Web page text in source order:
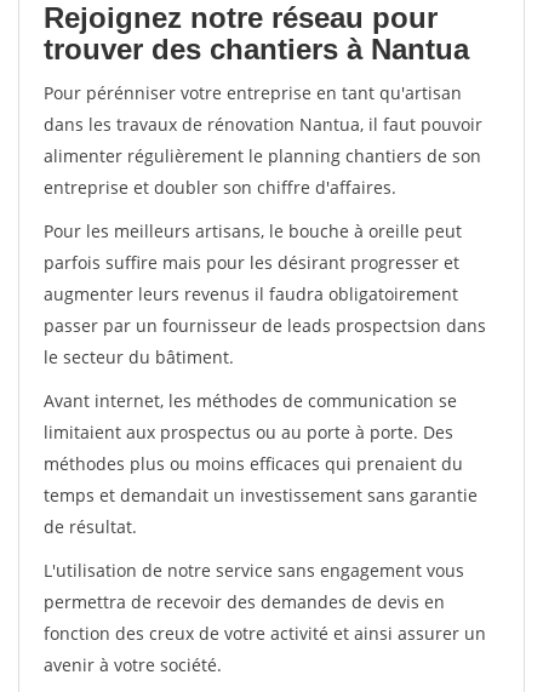
Rejoignez notre réseau pour
trouver des chantiers à Nantua
Pour pérénniser votre entreprise en tant qu'artisan
dans les travaux de rénovation Nantua, il faut pouvoir
alimenter régulièrement le planning chantiers de son
entreprise et doubler son chiffre d'affaires.
Pour les meilleurs artisans, le bouche à oreille peut
parfois suffire mais pour les désirant progresser et
augmenter leurs revenus il faudra obligatoirement
passer par un fournisseur de leads prospectsion dans
le secteur du bâtiment.
Avant internet, les méthodes de communication se
limitaient aux prospectus ou au porte à porte. Des
méthodes plus ou moins efficaces qui prenaient du
temps et demandait un investissement sans garantie
de résultat.
L'utilisation de notre service sans engagement vous
permettra de recevoir des demandes de devis en
fonction des creux de votre activité et ainsi assurer un
avenir à votre société.